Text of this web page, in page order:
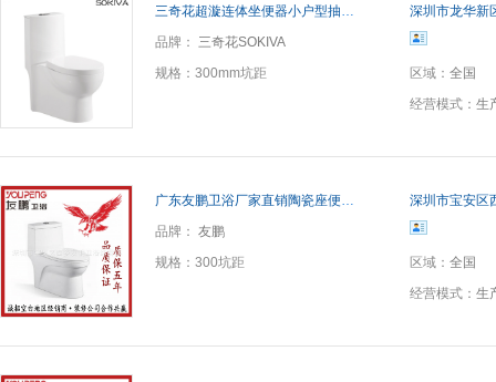
三奇花超漩连体坐便器小户型抽水马桶 智洁釉工程批发一体马桶
品牌：
三奇花SOKIVA
规格： 300mm坑距
深圳市龙华新
区域： 全国
经营模式： 生
广东友鹏卫浴厂家直销陶瓷座便器 连体式超漩马桶坐便器 承接贴牌
品牌： 友鹏
规格： 300坑距
深圳市宝安区
区域： 全国
经营模式： 生